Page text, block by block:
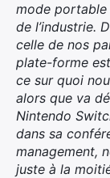
mode portable
de l’industrie.
celle de nos
plate-forme
ce sur quoi
alors que va
Nintendo
dans sa
management,
juste à la
Rechercher